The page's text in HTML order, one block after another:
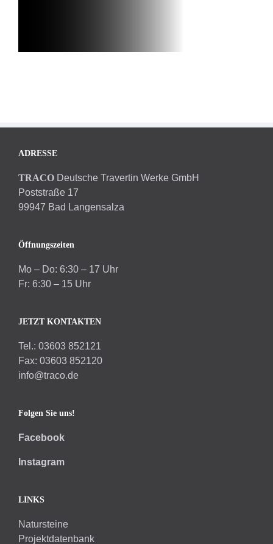
ADRESSE
TRACO Deutsche Travertin Werke GmbH
Poststraße 17
99947 Bad Langensalza
Öffnungszeiten
Mo – Do: 6:30 – 17 Uhr
Fr: 6:30 – 15 Uhr
JETZT KONTAKTEN
Tel.: 03603 852121
Fax: 03603 852120
info@traco.de
Folgen Sie uns!
Facebook
Instagram
LINKS
Natursteine
Projektdatenbank